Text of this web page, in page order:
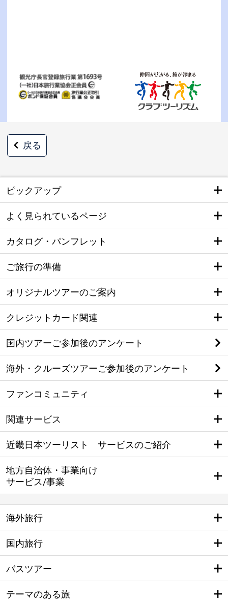
戻る
ピックアップ
よく見られているページ
カタログ・パンフレット
ご旅行の準備
オリジナルツアーのご案内
クレジットカード関連
国内ツアーご参加後のアンケート
海外・クルーズツアーご参加後のアンケート
ファンコミュニティ
関連サービス
近畿日本ツーリスト サービスのご紹介
地方自治体・事業向け
サービス/事業
海外旅行
国内旅行
バスツアー
テーマのある旅